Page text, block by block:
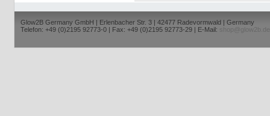
Glow2B Germany GmbH | Erlenbacher Str. 3 | 42477 Radevormwald | Germany
Telefon: +49 (0)2195 92773-0 | Fax: +49 (0)2195 92773-29 | E-Mail:
shop@glow2b.de